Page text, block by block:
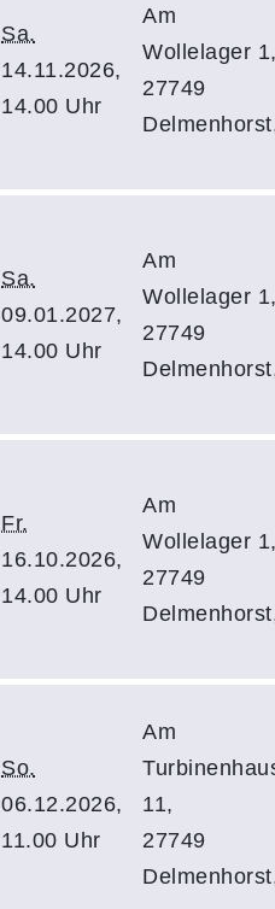
Sa.
14.11.2026,
14.00 Uhr
Am
Wollelager
27749
Sa.
09.01.2027,
14.00 Uhr
Am
Wollelager
27749
Fr.
16.10.2026,
14.00 Uhr
Am
Wollelager
27749
So.
06.12.2026,
11.00 Uhr
Am
11,
27749